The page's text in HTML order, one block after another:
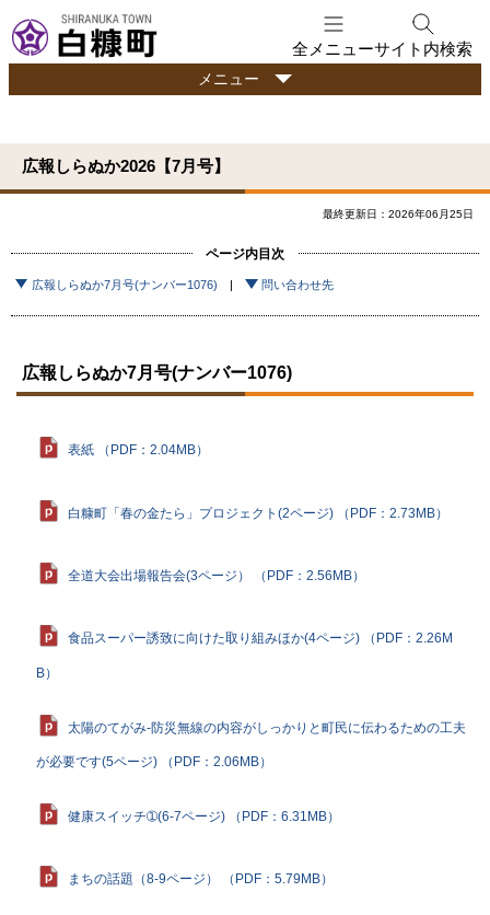
文
へ
ュ
へ
全メニューサイト内検索
行
政
報
メニュー
広報しらぬか2026【7月号】
最終更新日：2026年06月25日
ページ内目次
広報しらぬか7月号(ナンバー1076) 問い合わせ先
広報しらぬか7月号(ナンバー1076)
表紙 （PDF：2.04MB）
白糠町「春の金たら」プロジェクト(2ページ) （PDF：2.73MB）
全道大会出場報告会(3ページ） （PDF：2.56MB）
食品スーパー誘致に向けた取り組みほか(4ページ) （PDF：2.26M
B）
太陽のてがみ-防災無線の内容がしっかりと町民に伝わるための工夫
が必要です(5ページ) （PDF：2.06MB）
健康スイッチ➀(6-7ページ) （PDF：6.31MB）
まちの話題（8-9ページ） （PDF：5.79MB）